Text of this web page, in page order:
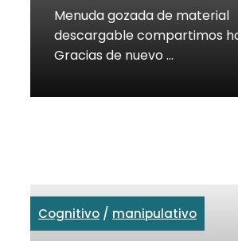
Menuda gozada de material
descargable compartimos
Gracias de nuevo …
Cognitivo / manipulativo